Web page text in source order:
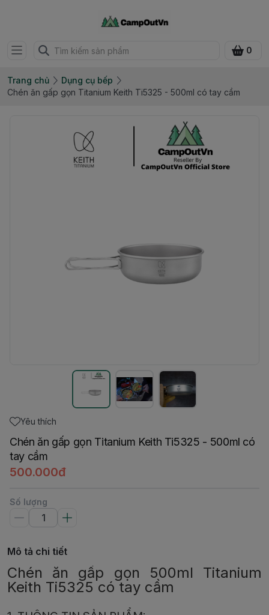
0
Trang chủ
Dụng cụ bếp
Chén ăn gấp gọn Titanium Keith Ti5325 - 500ml có tay cầm
Yêu thích
Chén ăn gấp gọn Titanium Keith Ti5325 - 500ml có
tay cầm
500.000đ
Số lượng
Mô tả chi tiết
Chén ăn gấp gọn 500ml Titanium
Keith Ti5325 có tay cầm